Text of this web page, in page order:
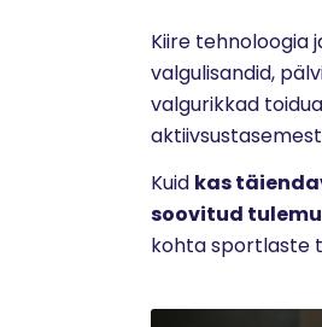
Kiire tehnoloogia
valgulisandid,
valgurikkad
Kuid kas
soovitud
kohta sportlaste